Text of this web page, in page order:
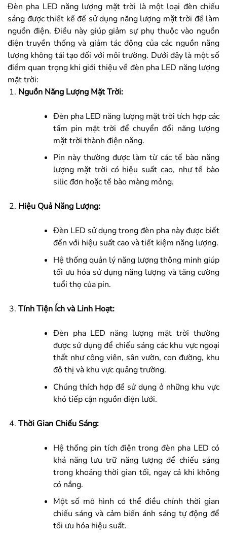
Đèn pha LED năng lượng mặt trời là một loại đèn chiếu
sáng được thiết kế để sử dụng năng lượng mặt trời để làm
nguồn điện. Điều này giúp giảm sự phụ thuộc vào nguồn
điện truyền thống và giảm tác động của các nguồn năng
lượng không tái tạo đối với môi trường. Dưới đây là một số
điểm quan trọng khi giới thiệu về đèn pha LED năng lượng
mặt trời:
Nguồn Năng Lượng Mặt Trời:
Đèn pha LED năng lượng mặt trời tích hợp các
tấm pin mặt trời để chuyển đổi năng lượng
mặt trời thành điện năng.
Pin này thường được làm từ các tế bào năng
lượng mặt trời có hiệu suất cao, như tế bào
silic đơn hoặc tế bào màng mỏng.
Hiệu Quả Năng Lượng:
Đèn LED sử dụng trong đèn pha này được biết
đến với hiệu suất cao và tiết kiệm năng lượng.
Hệ thống quản lý năng lượng thông minh giúp
tối ưu hóa sử dụng năng lượng và tăng cường
tuổi thọ của pin.
Tính Tiện Ích và Linh Hoạt:
Đèn pha LED năng lượng mặt trời thường
được sử dụng để chiếu sáng các khu vực ngoại
thất như công viên, sân vườn, con đường, khu
đô thị và khu vực quảng trường.
Chúng thích hợp để sử dụng ở những khu vực
khó tiếp cận nguồn điện lưới.
Thời Gian Chiếu Sáng:
Hệ thống pin tích điện trong đèn pha LED có
khả năng lưu trữ năng lượng để chiếu sáng
trong khoảng thời gian tối, ngay cả khi không
có nắng.
Một số mô hình có thể điều chỉnh thời gian
chiếu sáng và cảm biến ánh sáng tự động để
tối ưu hóa hiệu suất.